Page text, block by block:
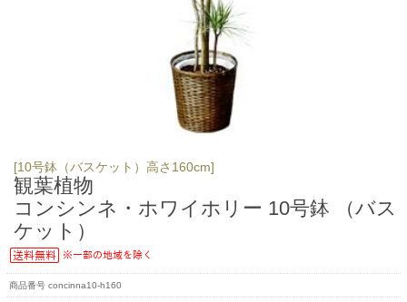
[10号鉢（バスケット）高さ160cm]
観葉植物
コンシンネ・ホワイホリー 10号鉢 （バス
ケット）
concinna10-h160